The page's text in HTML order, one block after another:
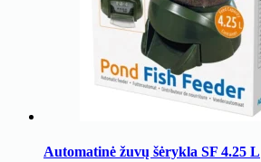
Automatinė žuvų šėrykla SF 4.25 L